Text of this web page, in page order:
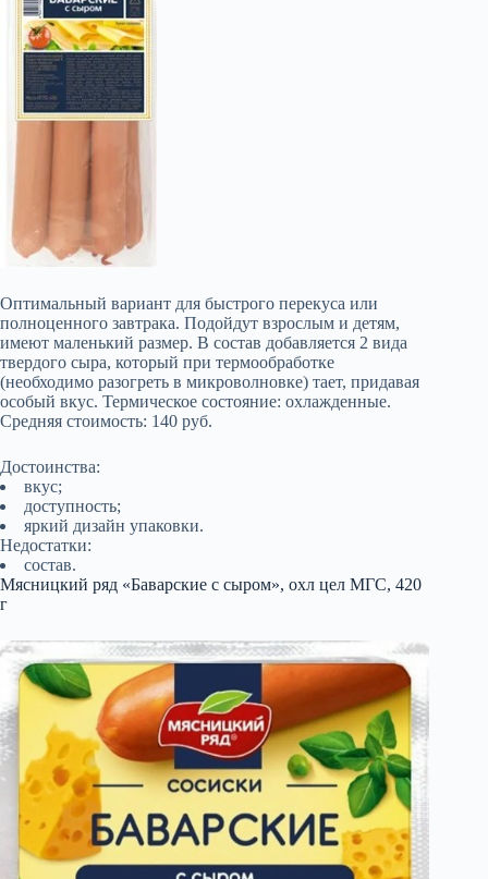
Оптимальный вариант для быстрого перекуса или
полноценного завтрака. Подойдут взрослым и детям,
имеют маленький размер. В состав добавляется 2 вида
твердого сыра, который при термообработке
(необходимо разогреть в микроволновке) тает, придавая
особый вкус. Термическое состояние: охлажденные.
Средняя стоимость: 140 руб.
Достоинства:
вкус;
доступность;
яркий дизайн упаковки.
Недостатки:
состав.
Мясницкий ряд «Баварские с сыром», охл цел МГС, 420
г